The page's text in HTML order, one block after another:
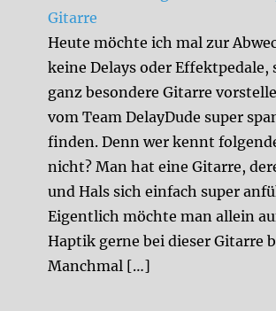
Gitarre
Heute möchte ich mal zur
keine Delays oder Effektpedale,
ganz besondere Gitarre
vom Team DelayDude super
finden. Denn wer kennt
nicht? Man hat eine Gitarre,
und Hals sich einfach super
Eigentlich möchte man allein
Haptik gerne bei dieser Gitarre
Manchmal […]